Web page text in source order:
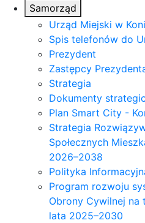
Samorząd
Urząd Miejski w
Spis telefonów do
Prezydent
Zastępcy
Strategia
Dokumenty
Plan Smart City -
Strategia
Społecznych
2026–2038
Polityka
Program rozwoju
Obrony Cywilnej na
lata 2025–2030